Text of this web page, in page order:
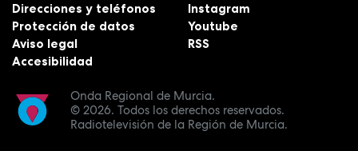
Onda Regional de Murcia.
© 2026. Todos los derechos reservados.
Radiotelevisión de la Región de Murcia.
Direcciones y teléfonos
Protección de datos
Aviso legal
Accesibilidad
Instagram
Youtube
RSS